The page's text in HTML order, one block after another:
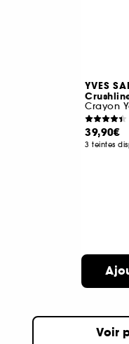
YVES
Crayon
39,90€
3 teintes
Voir